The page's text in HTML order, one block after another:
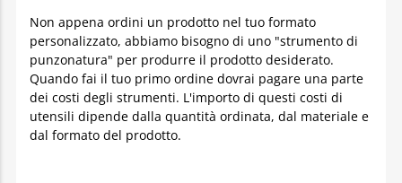
Non appena ordini un prodotto nel tuo formato
personalizzato, abbiamo bisogno di uno "strumento di
punzonatura" per produrre il prodotto desiderato.
Quando fai il tuo primo ordine dovrai pagare una parte
dei costi degli strumenti. L'importo di questi costi di
utensili dipende dalla quantità ordinata, dal materiale e
dal formato del prodotto.